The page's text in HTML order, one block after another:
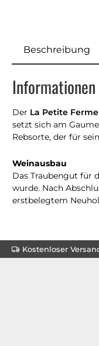
Beschreibung
Der La Petite
setzt sich am
Rebsorte, der für
Weinausbau
Das Traubengut für
wurde. Nach
erstbelegtem
Kostenloser